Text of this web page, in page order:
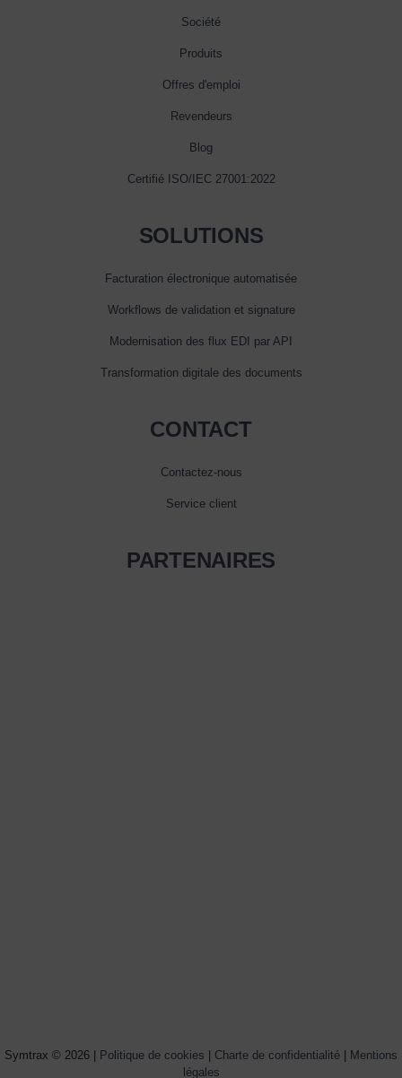
Société
Produits
Offres d'emploi
Revendeurs
Blog
Certifié ISO/IEC 27001:2022
SOLUTIONS
Facturation électronique automatisée
Workflows de validation et signature
Modernisation des flux EDI par API
Transformation digitale des documents
CONTACT
Contactez-nous
Service client
PARTENAIRES
Symtrax © 2026 | Politique de cookies Charte de confidentialité
Mentions
légales